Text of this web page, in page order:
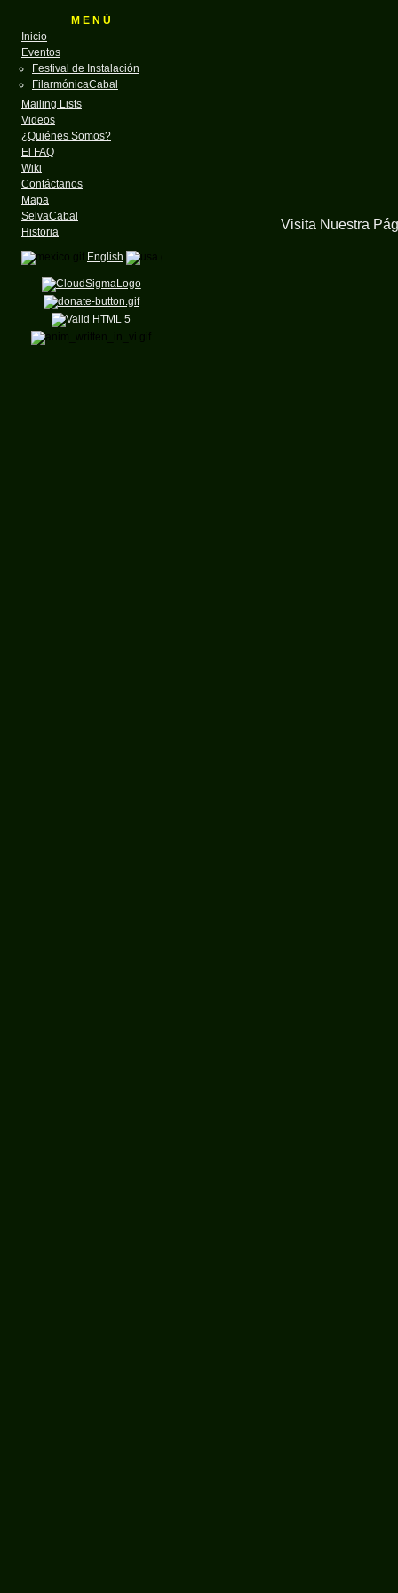
M E N Ú
Inicio
Eventos
Festival de Instalación
FilarmónicaCabal
Mailing Lists
Videos
¿Quiénes Somos?
El FAQ
Wiki
Contáctanos
Mapa
SelvaCabal
Historia
English
Visita Nuestra